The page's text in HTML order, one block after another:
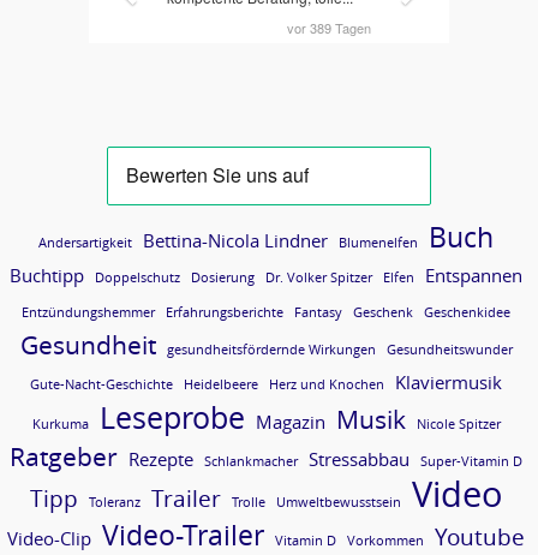
Andersartigkeit Bettina-Nicola Lindner Blumenelfen Buch
Buchtipp Doppelschutz Dosierung Dr. Volker Spitzer Elfen Entspannen
Entzündungshemmer Erfahrungsberichte Fantasy Geschenk Geschenkidee
Gesundheit gesundheitsfördernde Wirkungen Gesundheitswunder
Gute-Nacht-Geschichte Heidelbeere Herz und Knochen Klaviermusik
Kurkuma Leseprobe Magazin Musik Nicole Spitzer
Ratgeber Rezepte Schlankmacher Stressabbau Super-Vitamin D
Tipp Toleranz Trailer Trolle Umweltbewusstsein Video
Video-Clip Video-Trailer Vitamin D Vorkommen Youtube